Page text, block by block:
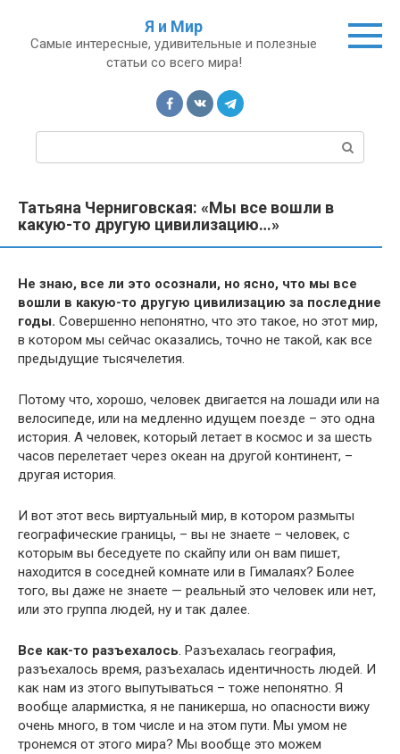
контенту
Я и Мир
Самые интересные, удивительные и полезные
статьи со всего мира!
о
к
:
Татьяна Черниговская: «Мы все вошли в
какую-то другую цивилизацию…»
Не знаю, все ли это осознали, но ясно, что мы все
вошли в какую-то другую цивилизацию за последние
годы. Совершенно непонятно, что это такое, но этот мир,
в котором мы сейчас оказались, точно не такой, как все
предыдущие тысячелетия.
Потому что, хорошо, человек двигается на лошади или на
велосипеде, или на медленно идущем поезде – это одна
история. А человек, который летает в космос и за шесть
часов перелетает через океан на другой континент, –
другая история.
И вот этот весь виртуальный мир, в котором размыты
географические границы, – вы не знаете – человек, с
которым вы беседуете по скайпу или он вам пишет,
находится в соседней комнате или в Гималаях? Более
того, вы даже не знаете — реальный это человек или нет,
или это группа людей, ну и так далее.
Все как-то разъехалось. Разъехалась география,
разъехалось время, разъехалась идентичность людей. И
как нам из этого выпутываться – тоже непонятно. Я
вообще алармистка, я не паникерша, но опасности вижу
очень много, в том числе и на этом пути. Мы умом не
тронемся от этого мира? Мы вообще это можем